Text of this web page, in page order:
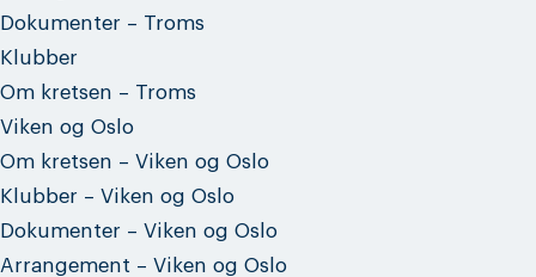
Dokumenter – Troms
Klubber
Om kretsen – Troms
Viken og Oslo
Om kretsen – Viken og Oslo
Klubber – Viken og Oslo
Dokumenter – Viken og Oslo
Arrangement – Viken og Oslo